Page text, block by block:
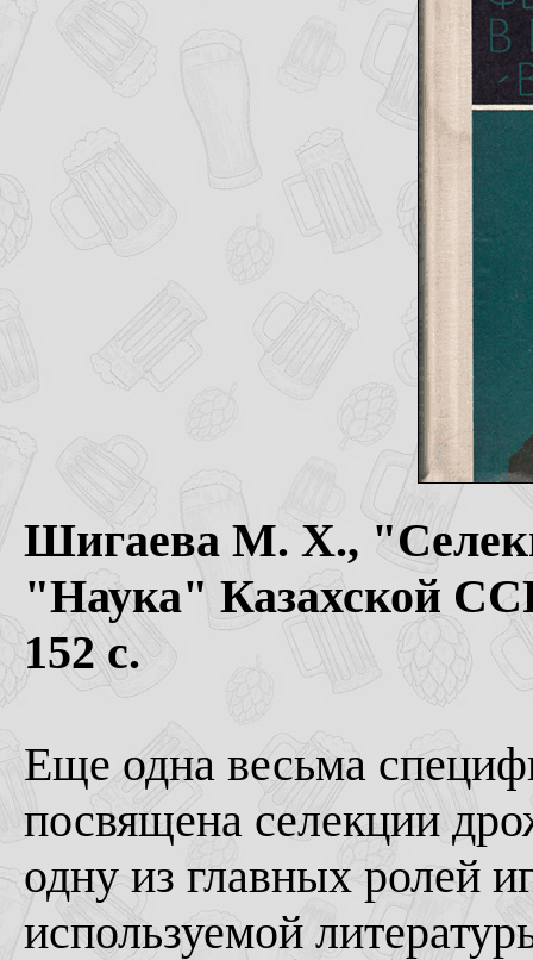
Шигаева М. Х.,
"Наука" Казахской
152 с.
Еще одна весьма
посвящена селекции
одну из главных ролей
используемой